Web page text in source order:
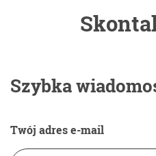
Szybka
Twój adres e-mail